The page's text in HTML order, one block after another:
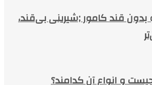
قند کامور ;شیرینی بی‌قند،
و انواع آن کدامند؟